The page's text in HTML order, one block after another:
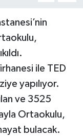
ile TED
yapılıyor.
ve 3525
Ortaokulu,
bulacak.